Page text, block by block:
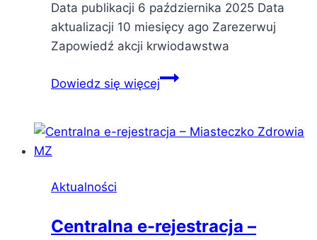
Data publikacji 6 października 2025 Data
aktualizacji 10 miesięcy ago Zarezerwuj
Zapowiedź akcji krwiodawstwa
Dowiedz się więcejZbiórka
14.10.2025r.
Aktualności
Centralna e-rejestracja –